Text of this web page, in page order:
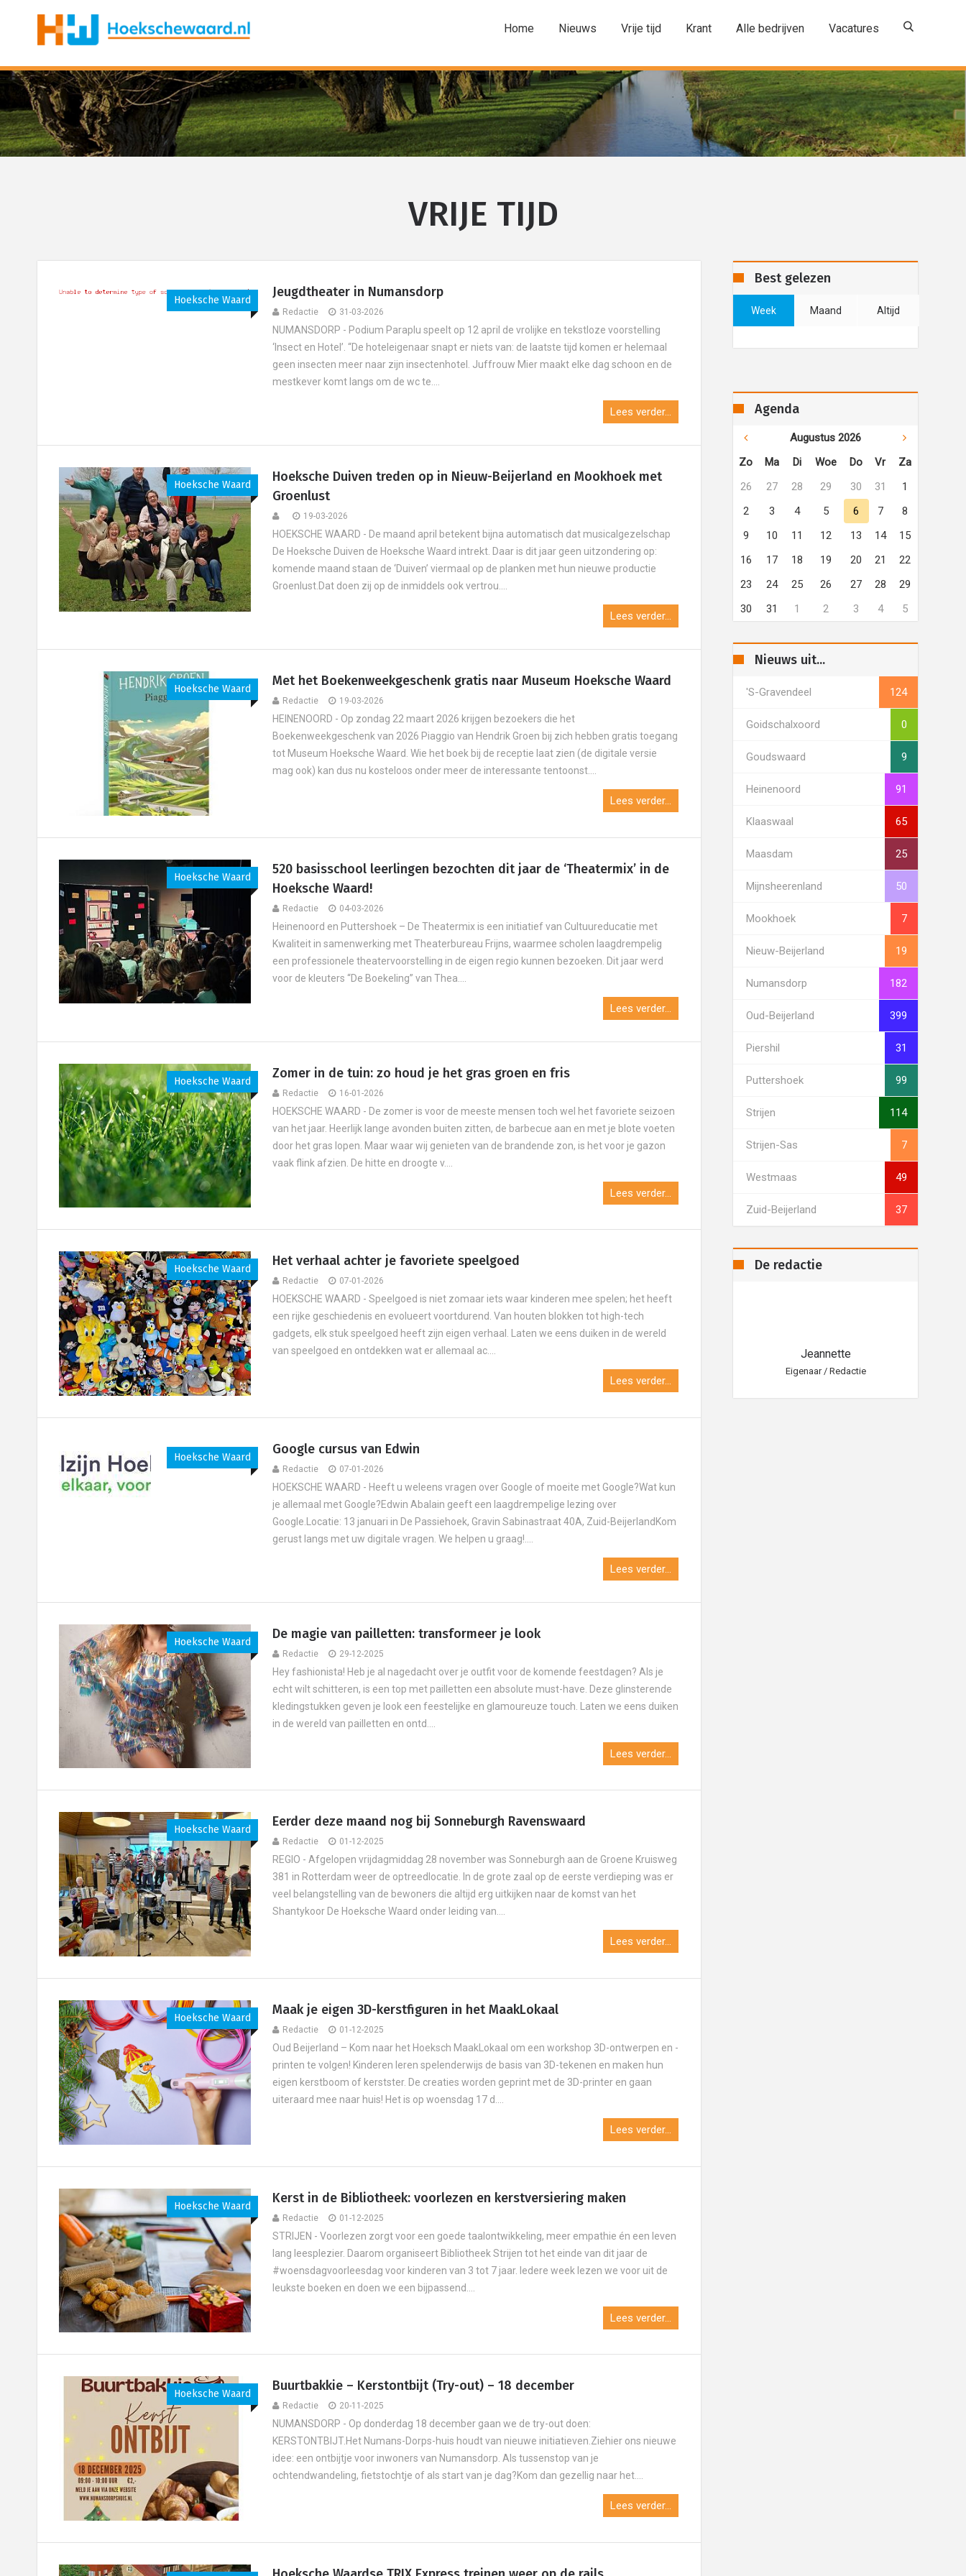
Home Nieuws Vrije tijd Krant Alle bedrijven Vacatures
VRIJE TIJD
Hoeksche Waard
Jeugdtheater in Numansdorp
Redactie 31-03-2026
NUMANSDORP - Podium Paraplu speelt op 12 april de vrolijke en tekstloze voorstelling
‘Insect en Hotel’. “De hoteleigenaar snapt er niets van: de laatste tijd komen er helemaal
geen insecten meer naar zijn insectenhotel. Juffrouw Mier maakt elke dag schoon en de
mestkever komt langs om de wc te....
Lees verder...
Hoeksche Waard
Hoeksche Duiven treden op in Nieuw-Beijerland en Mookhoek met
Groenlust
19-03-2026
HOEKSCHE WAARD - De maand april betekent bijna automatisch dat musicalgezelschap
De Hoeksche Duiven de Hoeksche Waard intrekt. Daar is dit jaar geen uitzondering op:
komende maand staan de ‘Duiven’ viermaal op de planken met hun nieuwe productie
Groenlust.Dat doen zij op de inmiddels ook vertrou....
Lees verder...
Hoeksche Waard
Met het Boekenweekgeschenk gratis naar Museum Hoeksche Waard
Redactie 19-03-2026
HEINENOORD - Op zondag 22 maart 2026 krijgen bezoekers die het
Boekenweekgeschenk van 2026 Piaggio van Hendrik Groen bij zich hebben gratis toegang
tot Museum Hoeksche Waard. Wie het boek bij de receptie laat zien (de digitale versie
mag ook) kan dus nu kosteloos onder meer de interessante tentoonst....
Lees verder...
Hoeksche Waard
520 basisschool leerlingen bezochten dit jaar de ‘Theatermix’ in de
Hoeksche Waard!
Redactie 04-03-2026
Heinenoord en Puttershoek – De Theatermix is een initiatief van Cultuureducatie met
Kwaliteit in samenwerking met Theaterbureau Frijns, waarmee scholen laagdrempelig
een professionele theatervoorstelling in de eigen regio kunnen bezoeken. Dit jaar werd
voor de kleuters “De Boekeling” van Thea....
Lees verder...
Hoeksche Waard
Zomer in de tuin: zo houd je het gras groen en fris
Redactie 16-01-2026
HOEKSCHE WAARD - De zomer is voor de meeste mensen toch wel het favoriete seizoen
van het jaar. Heerlijk lange avonden buiten zitten, de barbecue aan en met je blote voeten
door het gras lopen. Maar waar wij genieten van de brandende zon, is het voor je gazon
vaak flink afzien. De hitte en droogte v....
Lees verder...
Hoeksche Waard
Het verhaal achter je favoriete speelgoed
Redactie 07-01-2026
HOEKSCHE WAARD - Speelgoed is niet zomaar iets waar kinderen mee spelen; het heeft
een rijke geschiedenis en evolueert voortdurend. Van houten blokken tot high-tech
gadgets, elk stuk speelgoed heeft zijn eigen verhaal. Laten we eens duiken in de wereld
van speelgoed en ontdekken wat er allemaal ac....
Lees verder...
Hoeksche Waard
Google cursus van Edwin
Redactie 07-01-2026
HOEKSCHE WAARD - Heeft u weleens vragen over Google of moeite met Google?Wat kun
je allemaal met Google?Edwin Abalain geeft een laagdrempelige lezing over
Google.Locatie: 13 januari in De Passiehoek, Gravin Sabinastraat 40A, Zuid-BeijerlandKom
gerust langs met uw digitale vragen. We helpen u graag!....
Lees verder...
Hoeksche Waard
De magie van pailletten: transformeer je look
Redactie 29-12-2025
Hey fashionista! Heb je al nagedacht over je outfit voor de komende feestdagen? Als je
echt wilt schitteren, is een top met pailletten een absolute must-have. Deze glinsterende
kledingstukken geven je look een feestelijke en glamoureuze touch. Laten we eens duiken
in de wereld van pailletten en ontd....
Lees verder...
Hoeksche Waard
Eerder deze maand nog bij Sonneburgh Ravenswaard
Redactie 01-12-2025
REGIO - Afgelopen vrijdagmiddag 28 november was Sonneburgh aan de Groene Kruisweg
381 in Rotterdam weer de optreedlocatie. In de grote zaal op de eerste verdieping was er
veel belangstelling van de bewoners die altijd erg uitkijken naar de komst van het
Shantykoor De Hoeksche Waard onder leiding van....
Lees verder...
Hoeksche Waard
Maak je eigen 3D-kerstfiguren in het MaakLokaal
Redactie 01-12-2025
Oud Beijerland – Kom naar het Hoeksch MaakLokaal om een workshop 3D-ontwerpen en -
printen te volgen! Kinderen leren spelenderwijs de basis van 3D-tekenen en maken hun
eigen kerstboom of kerstster. De creaties worden geprint met de 3D-printer en gaan
uiteraard mee naar huis! Het is op woensdag 17 d....
Lees verder...
Hoeksche Waard
Kerst in de Bibliotheek: voorlezen en kerstversiering maken
Redactie 01-12-2025
STRIJEN - Voorlezen zorgt voor een goede taalontwikkeling, meer empathie én een leven
lang leesplezier. Daarom organiseert Bibliotheek Strijen tot het einde van dit jaar de
#woensdagvoorleesdag voor kinderen van 3 tot 7 jaar. Iedere week lezen we voor uit de
leukste boeken en doen we een bijpassend....
Lees verder...
Hoeksche Waard
Buurtbakkie – Kerstontbijt (Try-out) – 18 december
Redactie 20-11-2025
NUMANSDORP - Op donderdag 18 december gaan we de try-out doen:
KERSTONTBIJT.Het Numans-Dorps-huis houdt van nieuwe initiatieven.Ziehier ons nieuwe
idee: een ontbijtje voor inwoners van Numansdorp. Als tussenstop van je
ochtendwandeling, fietstochtje of als start van je dag?Kom dan gezellig naar het....
Lees verder...
Best gelezen
Week Maand Altijd
Agenda
Augustus 2026
Zo
Ma Di Woe Do Vr
Za
26
27 28 29 30 31
1
2
3 4 5 6 7
8
9
10 11 12 13 14
15
16
17 18 19 20 21
22
23
24 25 26 27 28
29
30
31 1 2 3 4 5
Nieuws uit...
's-Gravendeel 124
Goidschalxoord 0
Goudswaard 9
Heinenoord 91
Klaaswaal 65
Maasdam 25
Mijnsheerenland 50
Mookhoek 7
Nieuw-Beijerland 19
Numansdorp 182
Oud-Beijerland 399
Piershil 31
Puttershoek 99
Strijen 114
Strijen-Sas 7
Westmaas 49
Zuid-Beijerland 37
De redactie
Eigenaar / Redactie
Jeannette
Eigenaar / Redactie